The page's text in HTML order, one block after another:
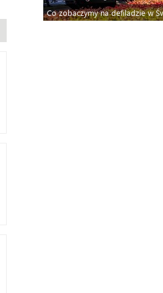
Co zobaczymy na defiladzie w